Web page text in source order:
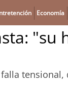
Economía
"su